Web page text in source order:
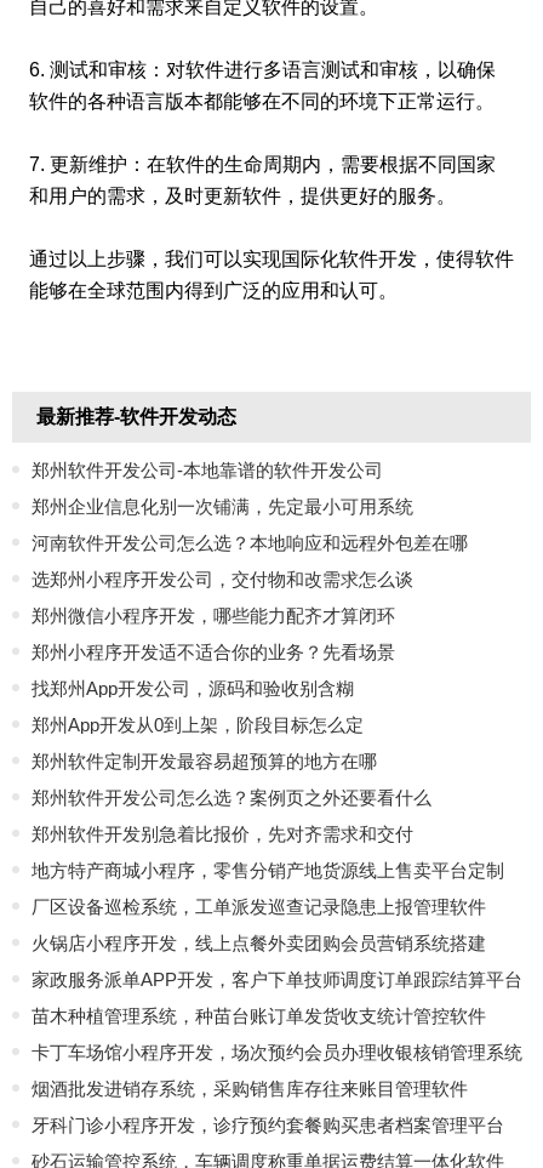
自己的喜好和需求来自定义软件的设置。
6. 测试和审核：对软件进行多语言测试和审核，以确保
软件的各种语言版本都能够在不同的环境下正常运行。
7. 更新维护：在软件的生命周期内，需要根据不同国家
和用户的需求，及时更新软件，提供更好的服务。
通过以上步骤，我们可以实现国际化软件开发，使得软件
能够在全球范围内得到广泛的应用和认可。
最新推荐-软件开发动态
郑州软件开发公司-本地靠谱的软件开发公司
郑州企业信息化别一次铺满，先定最小可用系统
河南软件开发公司怎么选？本地响应和远程外包差在哪
选郑州小程序开发公司，交付物和改需求怎么谈
郑州微信小程序开发，哪些能力配齐才算闭环
郑州小程序开发适不适合你的业务？先看场景
找郑州App开发公司，源码和验收别含糊
郑州App开发从0到上架，阶段目标怎么定
郑州软件定制开发最容易超预算的地方在哪
郑州软件开发公司怎么选？案例页之外还要看什么
郑州软件开发别急着比报价，先对齐需求和交付
地方特产商城小程序，零售分销产地货源线上售卖平台定制
厂区设备巡检系统，工单派发巡查记录隐患上报管理软件
火锅店小程序开发，线上点餐外卖团购会员营销系统搭建
家政服务派单APP开发，客户下单技师调度订单跟踪结算平台
苗木种植管理系统，种苗台账订单发货收支统计管控软件
卡丁车场馆小程序开发，场次预约会员办理收银核销管理系统
烟酒批发进销存系统，采购销售库存往来账目管理软件
牙科门诊小程序开发，诊疗预约套餐购买患者档案管理平台
砂石运输管控系统，车辆调度称重单据运费结算一体化软件